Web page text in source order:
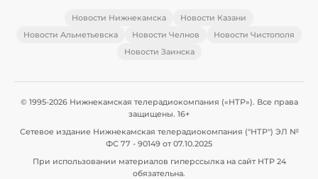
Новости Нижнекамска
Новости Казани
Новости Альметьевска
Новости Челнов
Новости Чистополя
Новости Заинска
© 1995-2026 Нижнекамская телерадиокомпания («НТР»). Все права
защищены. 16+
Сетевое издание Нижнекамская телерадиокомпания ("НТР") ЭЛ №
ФС 77 - 90149 от 07.10.2025
При использовании материалов гиперссылка на сайт НТР 24
обязательна.